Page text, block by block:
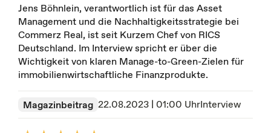
Jens Böhnlein, verantwortlich ist für das Asset
Management und die Nachhaltigkeitsstrategie bei
Commerz Real, ist seit Kurzem Chef von RICS
Deutschland. Im Interview spricht er über die
Wichtigkeit von klaren Manage-to-Green-Zielen für
immobilienwirtschaftliche Finanzprodukte.
Magazinbeitrag 22.08.2023 | 01:00 UhrInterview